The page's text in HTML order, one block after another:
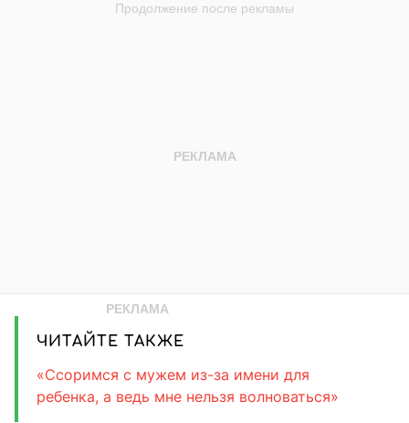
ЧИТАЙТЕ ТАКЖЕ
«Ссоримся с мужем из-за имени для
ребенка, а ведь мне нельзя волноваться»